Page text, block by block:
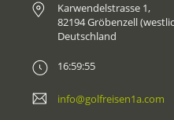
Karwendelstrasse 1,
82194 Gröbenzell
Deutschland
16:59:55
info@golfreisen1a.com